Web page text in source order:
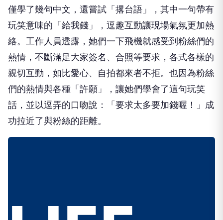
僅學了幾句中文，還嘗試「撂台語」，其中一句帶有
玩笑意味的「給我錢」，逗趣互動讓現場氣氛更加熱
絡。工作人員透露，她們一下飛機就感受到粉絲們的
熱情，不斷滿足大家簽名、合照等要求，各式各樣的
親切互動，如比愛心、自拍都來者不拒。也因為粉絲
們的熱情與各種「許願」，讓她們學會了這句玩笑
話，並以逗弄的口吻說：「要求太多要加錢喔！」成
功拉近了與粉絲的距離。